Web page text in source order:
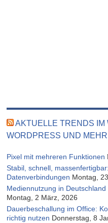
AKTUELLE TRENDS IM
WORDPRESS UND MEHR
Pixel mit mehreren Funktionen
Stabil, schnell,
Datenverbindungen Montag,
Mediennutzung in
Montag, 2 März, 2026
Dauerbeschallung im Office:
richtig nutzen Donnerstag, 8